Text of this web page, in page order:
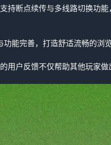
持断点续传与多线路切换功
能完善，打造舒适流畅的浏
用户反馈不仅帮助其他玩家